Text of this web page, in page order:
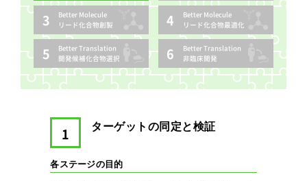
Better Molecule
リード化合物創製
Better Molecule
リード化合物最適化
Better Translation
開発候補化合物選択
Better Translation
非臨床開発
1 ターゲットの同定と検証
各ステージの目的